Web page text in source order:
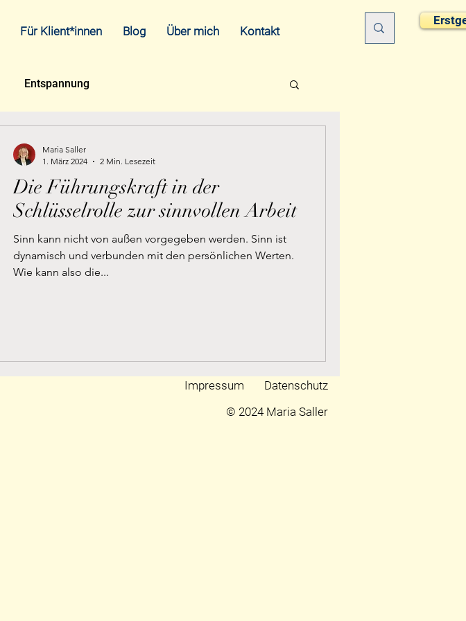
Für Klient*innen Blog Über mich Kontakt
Entspannung
Die Führungskraft in der
Schlüsselrolle zur sinnvollen Arbeit
Sinn kann nicht von außen vorgegeben werden. Sinn ist
dynamisch und verbunden mit den persönlichen Werten.
Wie kann also die...
Maria Saller
1. März 2024
2 Min. Lesezeit
Impressum
Datenschutz
© 2024 Maria Saller